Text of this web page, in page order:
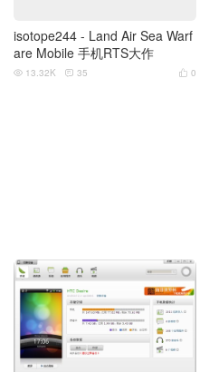
isotope244 - Land Air Sea Warf
are Mobile 手机RTS大作
 0
 13.32K  35